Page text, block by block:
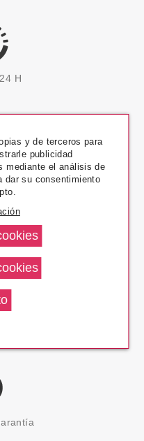
H
y de terceros para
publicidad
mediante el análisis de
dar su consentimiento